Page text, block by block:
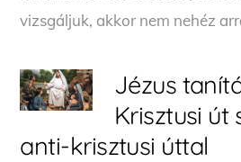
vizsgáljuk, akkor nem nehéz
Jézus
Krisztusi út
anti-krisztusi úttal